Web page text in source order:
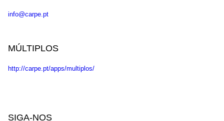
info@carpe.pt
MÚLTIPLOS
http://carpe.pt/apps/multiplos/
SIGA-NOS